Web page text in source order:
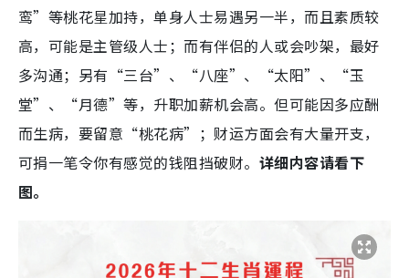
鸾”等桃花星加持，单身人士易遇另一半，而且素质较
高，可能是主管级人士；而有伴侣的人或会吵架，最好
多沟通；另有“三台”、“八座”、“太阳”、“玉
堂”、“月德”等，升职加薪机会高。但可能因多应酬
而生病，要留意“桃花病”；财运方面会有大量开支，
可捐一笔令你有感觉的钱阻挡破财。 详细内容请看下
图。